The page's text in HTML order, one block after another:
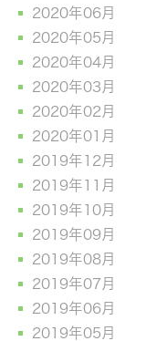
2020年06月
2020年05月
2020年04月
2020年03月
2020年02月
2020年01月
2019年12月
2019年11月
2019年10月
2019年09月
2019年08月
2019年07月
2019年06月
2019年05月